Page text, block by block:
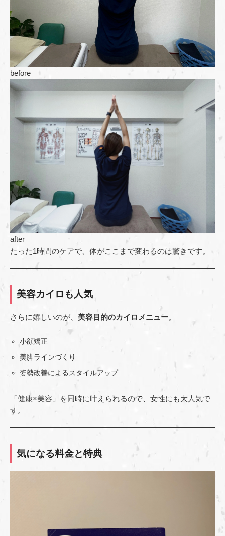
before
after
たった1時間のケアで、体がここまで変わるのは驚きです。
美容カイロも人気
さらに嬉しいのが、 美容目的のカイロメニュー。
小顔矯正
美脚ラインづくり
姿勢改善によるスタイルアップ
「健康×美容」を同時に叶えられるので、女性にも大人気で
す。
気になる料金と特典